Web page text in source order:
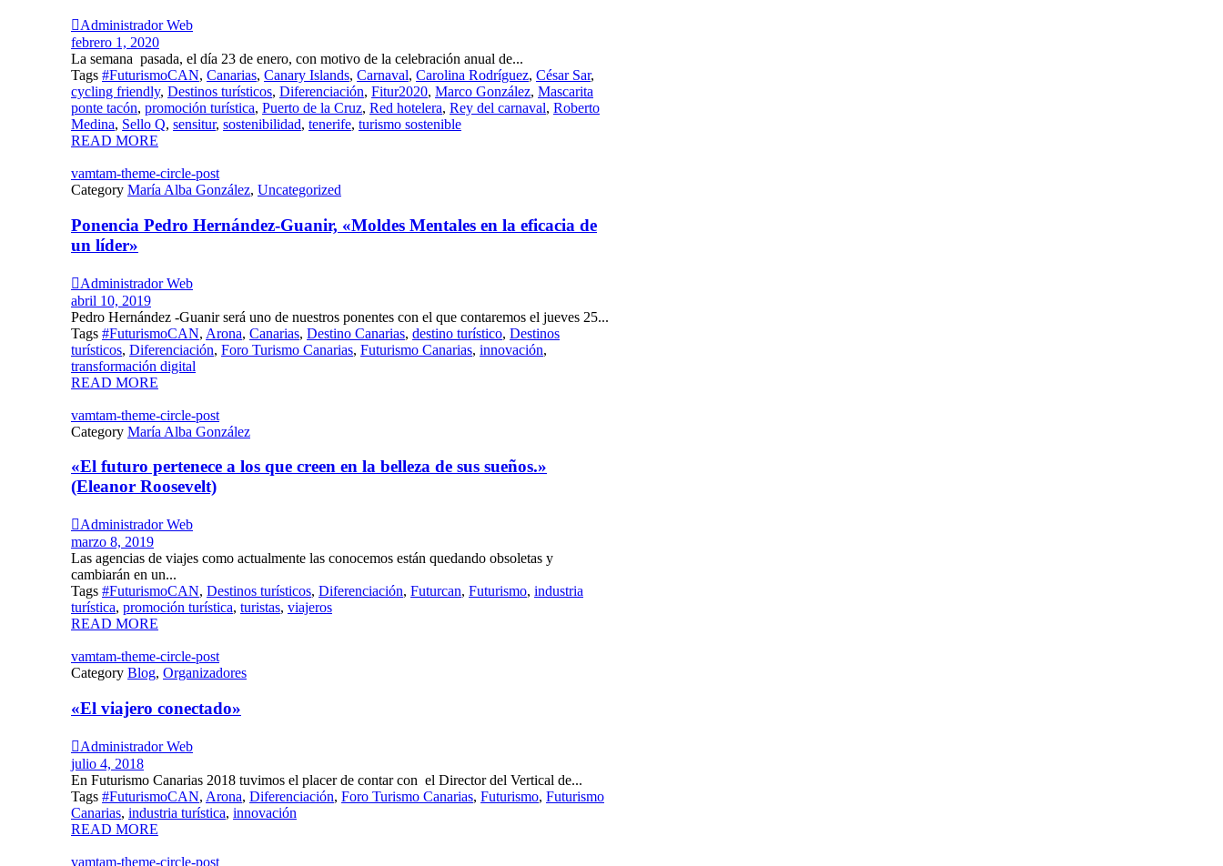
Administrador Web
febrero 1, 2020
La semana pasada, el día 23 de enero, con motivo de la celebración anual de...
Tags #FuturismoCAN, Canarias, Canary Islands, Carnaval, Carolina Rodríguez, César Sar,
cycling friendly, Destinos turísticos, Diferenciación, Fitur2020, Marco González, Mascarita
ponte tacón, promoción turística, Puerto de la Cruz, Red hotelera, Rey del carnaval, Roberto
Medina, Sello Q, sensitur, sostenibilidad, tenerife, turismo sostenible
READ MORE
vamtam-theme-circle-post
Category María Alba González, Uncategorized
Ponencia Pedro Hernández-Guanir, «Moldes Mentales en la eficacia de
un líder»
Administrador Web
abril 10, 2019
Pedro Hernández -Guanir será uno de nuestros ponentes con el que contaremos el jueves 25...
Tags #FuturismoCAN, Arona, Canarias, Destino Canarias, destino turístico, Destinos
turísticos, Diferenciación, Foro Turismo Canarias, Futurismo Canarias, innovación,
transformación digital
READ MORE
vamtam-theme-circle-post
Category María Alba González
«El futuro pertenece a los que creen en la belleza de sus sueños.»
(Eleanor Roosevelt)
Administrador Web
marzo 8, 2019
Las agencias de viajes como actualmente las conocemos están quedando obsoletas y
cambiarán en un...
Tags #FuturismoCAN, Destinos turísticos, Diferenciación, Futurcan, Futurismo, industria
turística, promoción turística, turistas, viajeros
READ MORE
vamtam-theme-circle-post
Category Blog, Organizadores
«El viajero conectado»
Administrador Web
julio 4, 2018
En Futurismo Canarias 2018 tuvimos el placer de contar con el Director del Vertical de...
Tags #FuturismoCAN, Arona, Diferenciación, Foro Turismo Canarias, Futurismo, Futurismo
Canarias, industria turística, innovación
READ MORE
vamtam-theme-circle-post